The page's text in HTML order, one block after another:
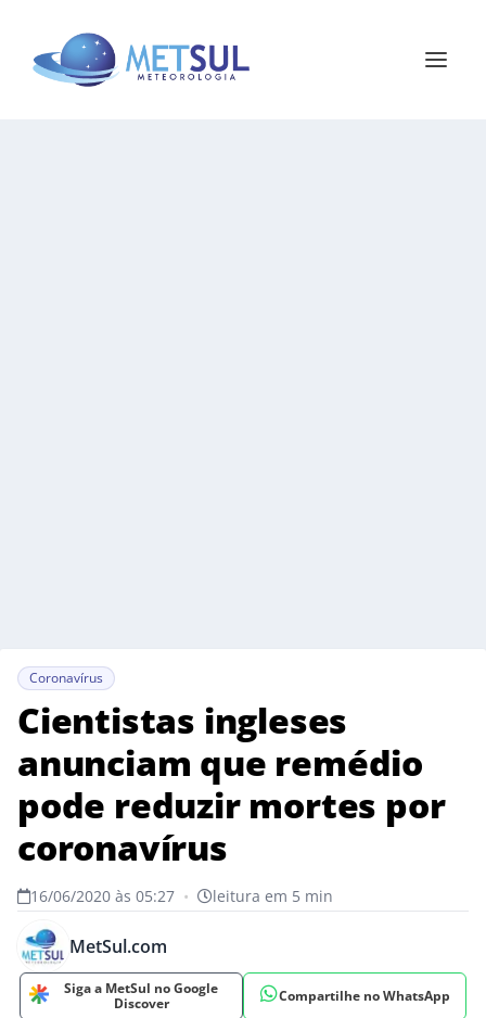
Coronavírus
Cientistas ingleses
anunciam que remédio
pode reduzir mortes por
coronavírus
16/06/2020 às 05:27 • leitura em 5 min
MetSul.com
Siga a MetSul no Google
Discover
Compartilhe no WhatsApp